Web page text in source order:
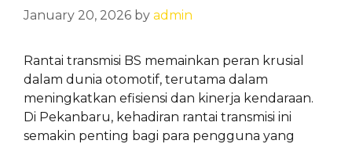
January 20, 2026 by admin
Rantai transmisi BS memainkan peran krusial
dalam dunia otomotif, terutama dalam
meningkatkan efisiensi dan kinerja kendaraan.
Di Pekanbaru, kehadiran rantai transmisi ini
semakin penting bagi para pengguna yang